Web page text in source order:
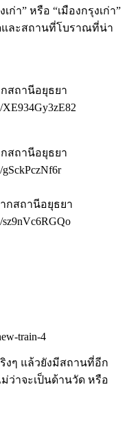
า” หรือ “เมืองกรุงเก่า”
และสถานที่โบราณที่น่า
สถานีอยุธยา
สถานีอยุธยา
กสถานีอยุธยา
งๆ แล้วยังมีสถานที่อีก
ว่าจะเป็นด้านวัด หรือ